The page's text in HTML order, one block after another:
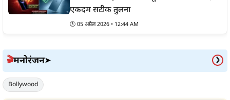
एकदम सटीक तुलना
🕒 05 अप्रैल 2026 • 12:44 AM
🎬मनोरंजन➤ ❯
Bollywood